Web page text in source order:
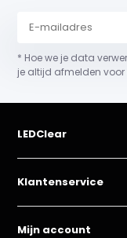
* Hoe we je data
je altijd afmelden
LEDClear
Klantenservice
Mijn account